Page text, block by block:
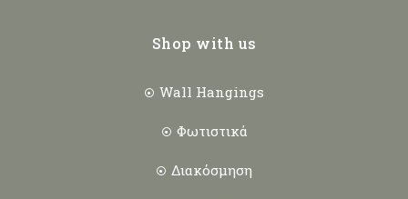
Shop with us
Wall Hangings
Φωτιστικά
Διακόσμηση